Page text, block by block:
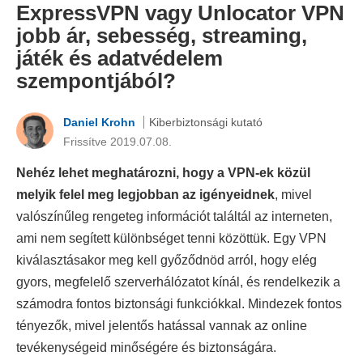
ExpressVPN vagy Unlocator VPN
jobb ár, sebesség, streaming,
játék és adatvédelem
szempontjából?
Daniel Krohn
Kiberbiztonsági kutató
Frissítve 2019.07.08.
Nehéz lehet meghatározni, hogy a VPN-ek közül
melyik felel meg legjobban az igényeidnek, mivel
valószínűleg rengeteg információt találtál az interneten,
ami nem segített különbséget tenni közöttük. Egy VPN
kiválasztásakor meg kell győződnöd arról, hogy elég
gyors, megfelelő szerverhálózatot kínál, és rendelkezik a
számodra fontos biztonsági funkciókkal. Mindezek fontos
tényezők, mivel jelentős hatással vannak az online
tevékenységeid minőségére és biztonságára.